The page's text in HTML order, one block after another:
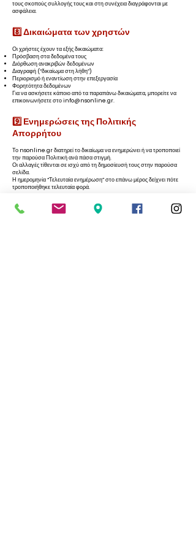
τους σκοπούς συλλογής τους και στη συνέχεια διαγράφονται με
ασφάλεια.
8️⃣ Δικαιώματα των χρηστών
Οι χρήστες έχουν τα εξής δικαιώματα:
Πρόσβαση στα δεδομένα τους
Διόρθωση ανακριβών δεδομένων
Διαγραφή (“δικαίωμα στη λήθη”)
Περιορισμό ή εναντίωση στην επεξεργασία
Φορητότητα δεδομένων
Για να ασκήσετε κάποιο από τα παραπάνω δικαιώματα, μπορείτε να
επικοινωνήσετε στο info@nsonline.gr.
9️⃣ Ενημερώσεις της Πολιτικής
Απορρήτου
Το nsonline.gr διατηρεί το δικαίωμα να ενημερώνει ή να τροποποιεί
την παρούσα Πολιτική ανά πάσα στιγμή.
Οι αλλαγές τίθενται σε ισχύ από τη δημοσίευσή τους στην παρούσα
σελίδα.
Η ημερομηνία “Τελευταία ενημέρωση” στο επάνω μέρος δείχνει πότε
τροποποιήθηκε τελευταία φορά.
🔟 Επικοινωνία